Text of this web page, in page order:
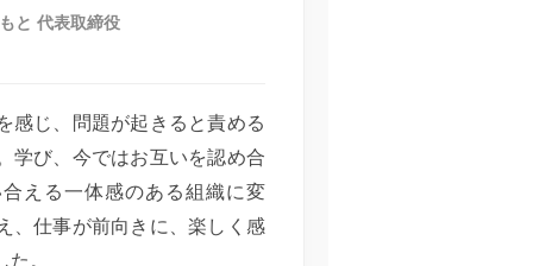
と 代表取締役
感じ、問題が起きると責める
学び、今ではお互いを認め合
える一体感のある組織に変
、仕事が前向きに、楽しく感
。